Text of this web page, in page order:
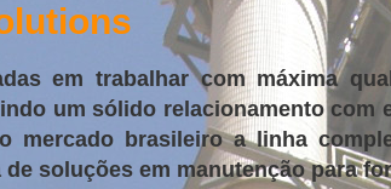
em trabalhar com máxima
um sólido relacionamento com
mercado brasileiro a linha
de soluções em manutenção para